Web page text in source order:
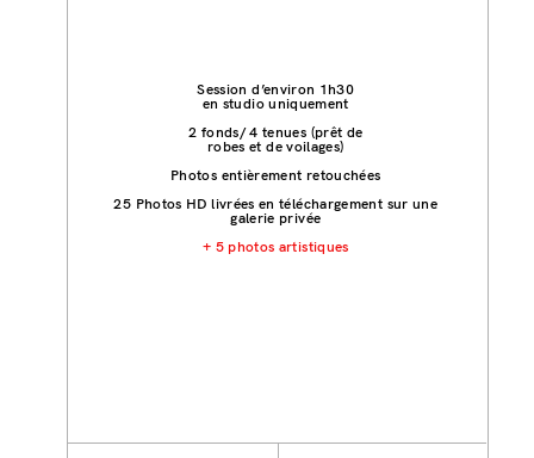
Session d’environ 1h30
en studio uniquement
2 fonds/ 4 tenues (prêt de
robes et de voilages)
Photos entièrement retouchées
25 Photos HD livrées en téléchargement sur une
galerie privée
+ 5 photos artistiques